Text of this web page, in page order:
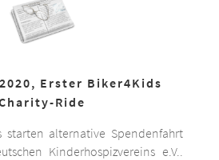
Erster Biker4Kids
Ride
starten alternative Spendenfahrt
Kinderhospizvereins e.V..